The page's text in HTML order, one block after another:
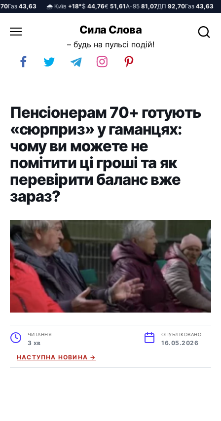
43,63 🌧️ Київ+18°$44,76€51,61А-9581,07ДП92,70Газ43,63 🌧️
до
Сила Слова
– будь на пульсі подій!
Пенсіонерам 70+ готують
«сюрприз» у гаманцях:
чому ви можете не
помітити ці гроші та як
перевірити баланс вже
зараз?
ЧИТАННЯ
3 хв
ОПУБЛІКОВАНО
16.05.2026
НАСТУПНА НОВИНА →